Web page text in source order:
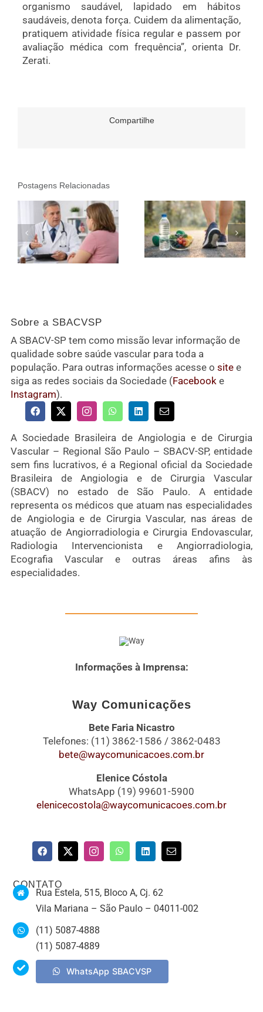
organismo saudável, lapidado em hábitos
saudáveis, denota força. Cuidem da alimentação,
pratiquem atividade física regular e passem por
avaliação médica com frequência”, orienta Dr.
Zerati.
Compartilhe
Postagens Relacionadas
Sobre a SBACVSP
A SBACV-SP tem como missão levar informação de
qualidade sobre saúde vascular para toda a
população. Para outras informações acesse o sitee
siga as redes sociais da Sociedade (Facebooke
Instagram).
A Sociedade Brasileira de Angiologia e de Cirurgia
Vascular – Regional São Paulo – SBACV-SP, entidade
sem fins lucrativos, é a Regional oficial da Sociedade
Brasileira de Angiologia e de Cirurgia Vascular
(SBACV) no estado de São Paulo. A entidade
representa os médicos que atuam nas especialidades
de Angiologia e de Cirurgia Vascular, nas áreas de
atuação de Angiorradiologia e Cirurgia Endovascular,
Radiologia Intervencionista e Angiorradiologia,
Ecografia Vascular e outras áreas afins às
especialidades.
Informações à Imprensa:
Way Comunicações
Bete Faria Nicastro
Telefones: (11) 3862-1586 / 3862-0483
bete@waycomunicacoes.com.br
Elenice Cóstola
WhatsApp (19) 99601-5900
elenicecostola@waycomunicacoes.com.br
CONTATO
Rua Estela, 515, Bloco A, Cj. 62
Vila Mariana – São Paulo – 04011-002
(11) 5087-4888
(11) 5087-4889
WhatsApp SBACVSP